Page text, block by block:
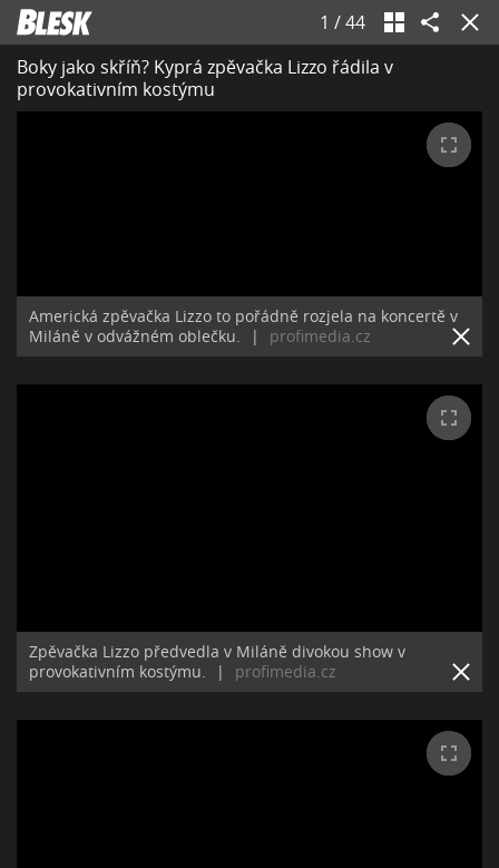
1 /44
Boky jako skříň? Kyprá zpěvačka Lizzo řádila v
provokativním kostýmu
Americká zpěvačka Lizzo to pořádně rozjela na koncertě v
Miláně v odvážném oblečku.
| profimedia.cz
Zpěvačka Lizzo předvedla v Miláně divokou show v
provokativním kostýmu.
| profimedia.cz